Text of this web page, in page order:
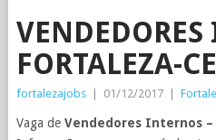
VENDEDORES
FORTALEZA-CE
fortalezajobs 01/12/2017
Vaga de Vendedores Internos –